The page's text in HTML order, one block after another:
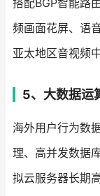
搭配BGP智能路
频画面花屏、语
亚太地区音视频
5、大数据运
海外用户行为数
理、高并发数据
拟云服务器长期